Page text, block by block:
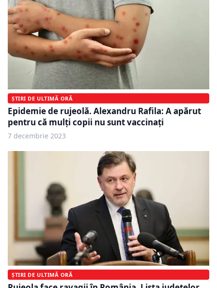
ȘTIRI DE ULTIMĂ ORĂ
Epidemie de rujeolă. Alexandru Rafila: A apărut
pentru că mulți copii nu sunt vaccinaţi
7 decembrie 2023
ȘTIRI DE ULTIMĂ ORĂ